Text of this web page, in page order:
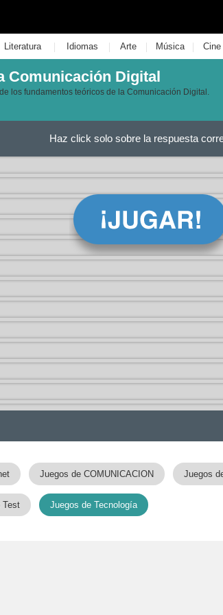
Literatura | Idiomas | Arte | Música | Cine
Comunicación Digital
los fundamentos teóricos de la Comunicación Digital.
Haz click solo sobre la respuesta
Juegos de COMUNICACION Juegos
Test Juegos de Tecnología